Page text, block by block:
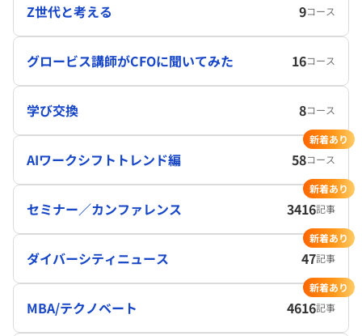
Z世代と考える 9コース
グロービス講師がCFOに聞いてみた 16コース
学び交換 8コース
AIワークシフトトレンド編 58コース
新着あり
セミナー／カンファレンス 3416記事
新着あり
ダイバーシティニュース 47記事
新着あり
MBA/テクノベート 4616記事
新着あり